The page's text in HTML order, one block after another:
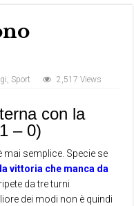
,Sport 2,517 Views
con la
– 0)
mai semplice. Specie se
vittoria che manca da
da tre turni
dei modi non è quindi